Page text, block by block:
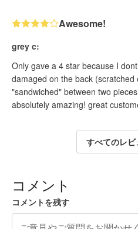
Awesome!
grey c:
Only gave a 4 star because I
damaged on the back
"sandwiched" between two
absolutely amazing! great
すべてのレ
コメント
コメントを残す